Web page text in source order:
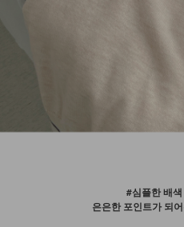
#심플한 배
은은한 포인트가 되